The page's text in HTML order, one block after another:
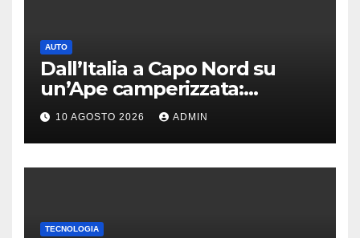
AUTO
Dall’Italia a Capo Nord su
un’Ape camperizzata:
l’incredibile impresa di
Francesco
10 AGOSTO 2026 ADMIN
TECNOLOGIA